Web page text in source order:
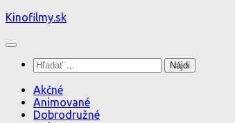
Preskočiť
obsah
Kinofilmy.sk
Hľadať:
Akčné
Animované
Dobrodružné